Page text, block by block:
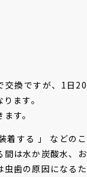
交換ですが、1日20
ます。
す。
着する 」 などのこ
間は水か炭酸水、お
虫歯の原因になるた